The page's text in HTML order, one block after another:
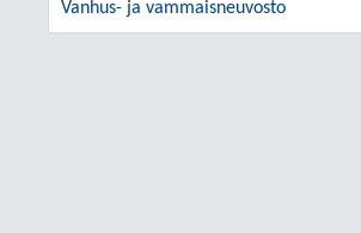
Vanhus- ja vammaisneuvosto